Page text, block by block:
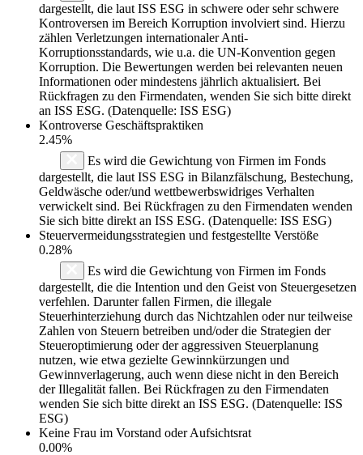
dargestellt, die laut ISS ESG in schwere oder sehr schwere
Kontroversen im Bereich Korruption involviert sind. Hierzu
zählen Verletzungen internationaler Anti-
Korruptionsstandards, wie u.a. die UN-Konvention gegen
Korruption. Die Bewertungen werden bei relevanten neuen
Informationen oder mindestens jährlich aktualisiert. Bei
Rückfragen zu den Firmendaten, wenden Sie sich bitte direkt
an ISS ESG. (Datenquelle: ISS ESG)
Kontroverse Geschäftspraktiken
2.45%
Es wird die Gewichtung von Firmen im Fonds
dargestellt, die laut ISS ESG in Bilanzfälschung, Bestechung,
Geldwäsche oder/und wettbewerbswidriges Verhalten
verwickelt sind. Bei Rückfragen zu den Firmendaten wenden
Sie sich bitte direkt an ISS ESG. (Datenquelle: ISS ESG)
Steuervermeidungsstrategien und festgestellte Verstöße
0.28%
Es wird die Gewichtung von Firmen im Fonds
dargestellt, die die Intention und den Geist von Steuergesetzen
verfehlen. Darunter fallen Firmen, die illegale
Steuerhinterziehung durch das Nichtzahlen oder nur teilweise
Zahlen von Steuern betreiben und/oder die Strategien der
Steueroptimierung oder der aggressiven Steuerplanung
nutzen, wie etwa gezielte Gewinnkürzungen und
Gewinnverlagerung, auch wenn diese nicht in den Bereich
der Illegalität fallen. Bei Rückfragen zu den Firmendaten
wenden Sie sich bitte direkt an ISS ESG. (Datenquelle: ISS
ESG)
Keine Frau im Vorstand oder Aufsichtsrat
0.00%